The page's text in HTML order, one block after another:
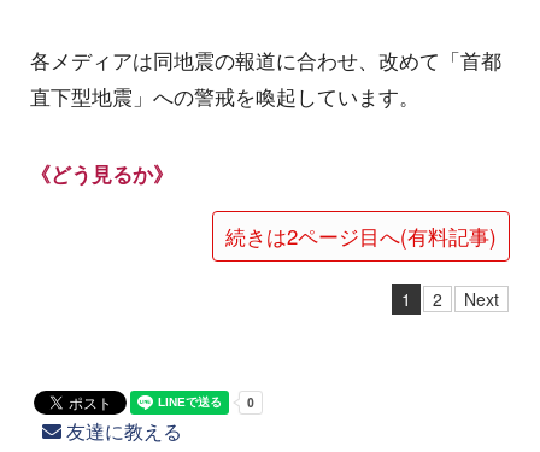
各メディアは同地震の報道に合わせ、改めて「首都
直下型地震」への警戒を喚起しています。
《どう見るか》
続きは2ページ目へ(有料記事)
1 2 Next
友達に教える